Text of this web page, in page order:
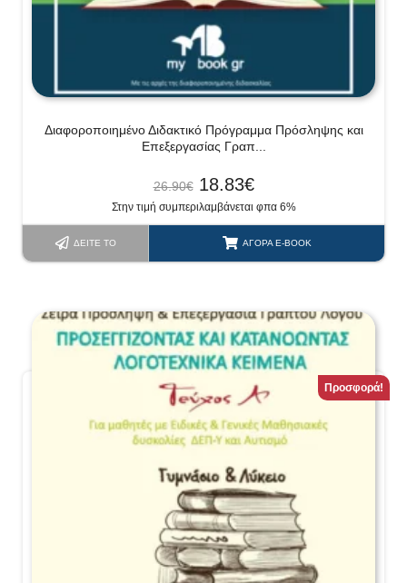
Διαφοροποιημένο Διδακτικό Πρόγραμμα Πρόσληψης και
Επεξεργασίας Γραπ...
26.90€ 18.83€
Στην τιμή συμπεριλαμβάνεται φπα 6%
ΔΕΊΤΕ ΤΟ ΑΓΟΡΆ E-BOOK
Προσφορά!